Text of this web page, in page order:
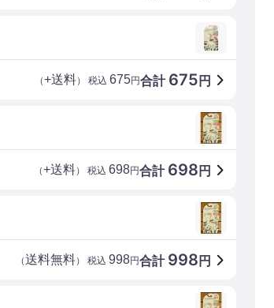
合計 675 円
（+送料） 税込 675円
合計 698 円
（+送料） 税込 698円
合計 998 円
（送料無料） 税込 998円